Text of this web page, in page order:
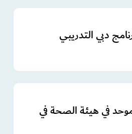
دبي التدريبي
في هيئة الصحة في